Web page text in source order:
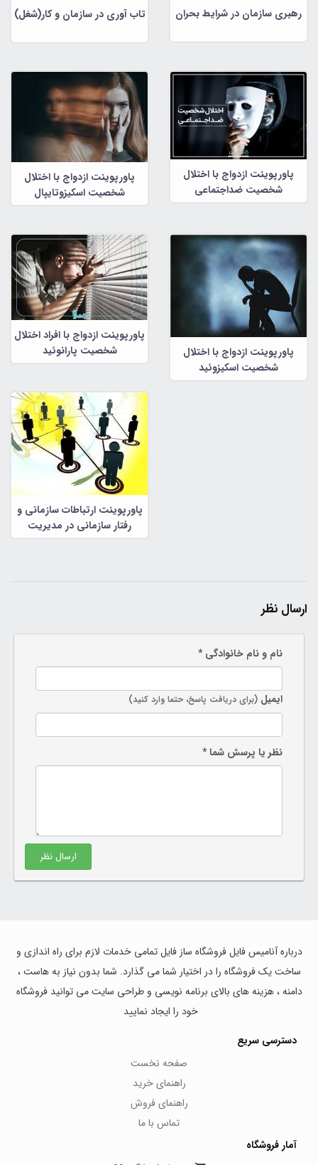
رهبری سازمان در شرایط بحران تاب آوری در سازمان و کار(شغل)
پاورپوینت ازدواج با اختلال
شخصیت ضداجتماعی
پاورپوینت ازدواج با اختلال
شخصیت اسکیزوتایپال
پاورپوینت ازدواج با اختلال
شخصیت اسکیزوئید
پاورپوینت ازدواج با افراد اختلال
شخصیت پارانوئید
پاورپوینت ارتباطات سازمانی و
رفتار سازمانی در مدیریت
سازمانی
ارسال نظر
نام و نام خانوادگی *
ایمیل (برای دریافت پاسخ، حتما وارد کنید)
نظر یا پرسش شما *
ارسال نظر
درباره آنامیس فایل فروشگاه ساز فایل تمامی خدمات لازم برای راه اندازی و
ساخت یک فروشگاه را در اختیار شما می گذارد. شما بدون نیاز به هاست ،
دامنه ، هزینه های بالای برنامه نویسی و طراحی سایت می توانید فروشگاه
خود را ایجاد نمایید
دسترسی سریع
صفحه نخست
راهنمای خرید
راهنمای فروش
تماس با ما
آمار فروشگاه